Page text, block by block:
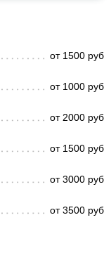
от 1500 руб
от 1000 руб
от 2000 руб
от 1500 руб
от 3000 руб
от 3500 руб